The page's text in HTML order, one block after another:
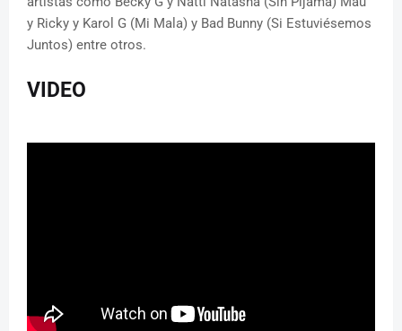
y Ricky y Karol G (Mi Mala) y Bad Bunny (Si Estuviésemos
Juntos) entre otros.
VIDEO